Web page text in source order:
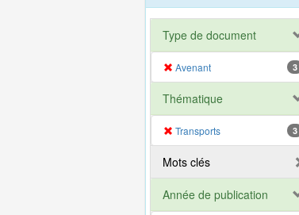
Type de document
Avenant 3
Thématique
Transports 3
Mots clés
Année de publication